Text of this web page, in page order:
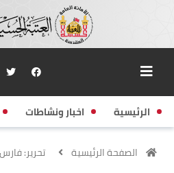
الرئيسية اخبار ونشاطات
الصفحة الرئيسية تحرير: